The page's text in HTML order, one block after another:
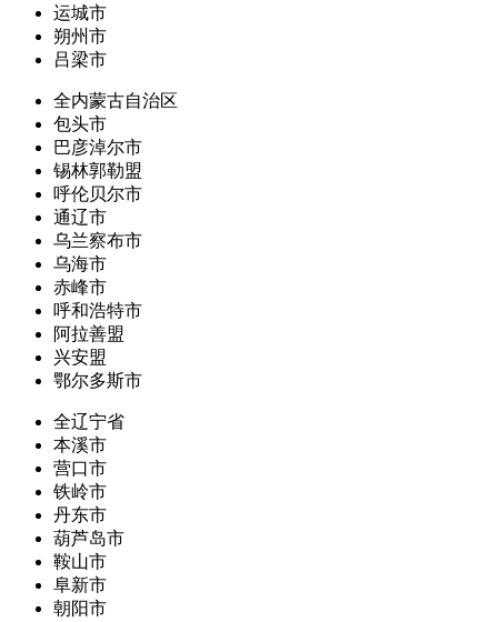
运城市
朔州市
吕梁市
全内蒙古自治区
包头市
巴彦淖尔市
锡林郭勒盟
呼伦贝尔市
通辽市
乌兰察布市
乌海市
赤峰市
呼和浩特市
阿拉善盟
兴安盟
鄂尔多斯市
全辽宁省
本溪市
营口市
铁岭市
丹东市
葫芦岛市
鞍山市
阜新市
朝阳市